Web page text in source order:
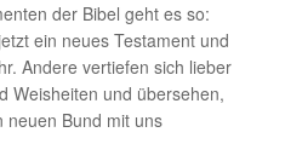
der Bibel geht es so:
ein neues Testament und
Andere vertiefen sich lieber
Weisheiten und übersehen,
neuen Bund mit uns